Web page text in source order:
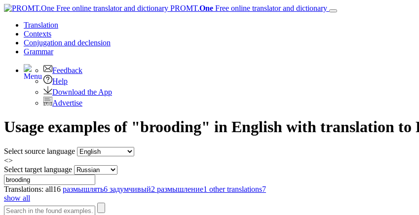
PROMT.One Free online translator and dictionary
Translation
Contexts
Conjugation and declension
Grammar
Feedback
Help
Download the App
Advertise
Usage examples of "brooding" in English with translation to
Select source language
<>
Select target language
Translations: all16 размышлять6 задумчивый2 размышление1 other translations7
show all